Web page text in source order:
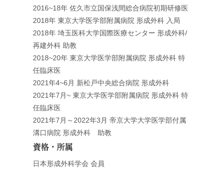
2016~18年 佐久市立国保浅間総合病院初期研修医
2018年 東京大学医学部附属病院 形成外科 入局
2018年 埼玉医科大学国際医療センター 形成外科/
再建外科 助教
2018~20年 東京大学医学部附属病院 形成外科 特
任臨床医
2021年4~6月 新松戸中央総合病院 形成外科
2021年7月~ 東京大学医学部附属病院 形成外科 特
任臨床医
2021年7月～2022年3月 帝京大学大学医学部付属
溝口病院 形成外科 助教
資格・所属
日本形成外科学会 会員